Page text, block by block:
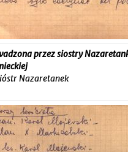
przez siostry
Nazaretanek